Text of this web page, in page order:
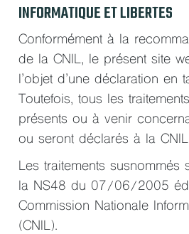
INFORMATIQUE ET LIBERTES
Conformément à la
de la CNIL, le présent site
l’objet d’une déclaration en
Toutefois, tous les
présents ou à venir
ou seront déclarés à la
Les traitements susnommés
la NS48 du 07/06/2005
Commission Nationale
(CNIL).